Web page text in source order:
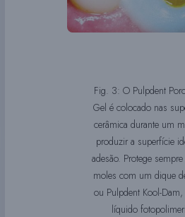
Fig. 3: O Pulpdent
Gel é colocado nas
cerâmica durante um
produzir a superfície
adesão. Protege
moles com um dique
ou Pulpdent Kool-
líquido